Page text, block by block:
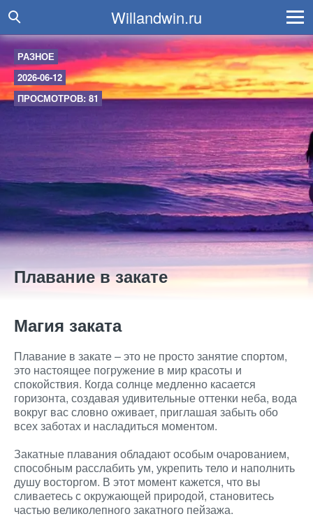
Willandwin.ru
РАЗНОЕ
2026-06-12
ПРОСМОТРОВ: 81
Плавание в закате
Магия заката
Плавание в закате – это не просто занятие спортом,
это настоящее погружение в мир красоты и
спокойствия. Когда солнце медленно касается
горизонта, создавая удивительные оттенки неба, вода
вокруг вас словно оживает, приглашая забыть обо
всех заботах и насладиться моментом.
Закатные плавания обладают особым очарованием,
способным расслабить ум, укрепить тело и наполнить
душу восторгом. В этот момент кажется, что вы
сливаетесь с окружающей природой, становитесь
частью великолепного закатного пейзажа.